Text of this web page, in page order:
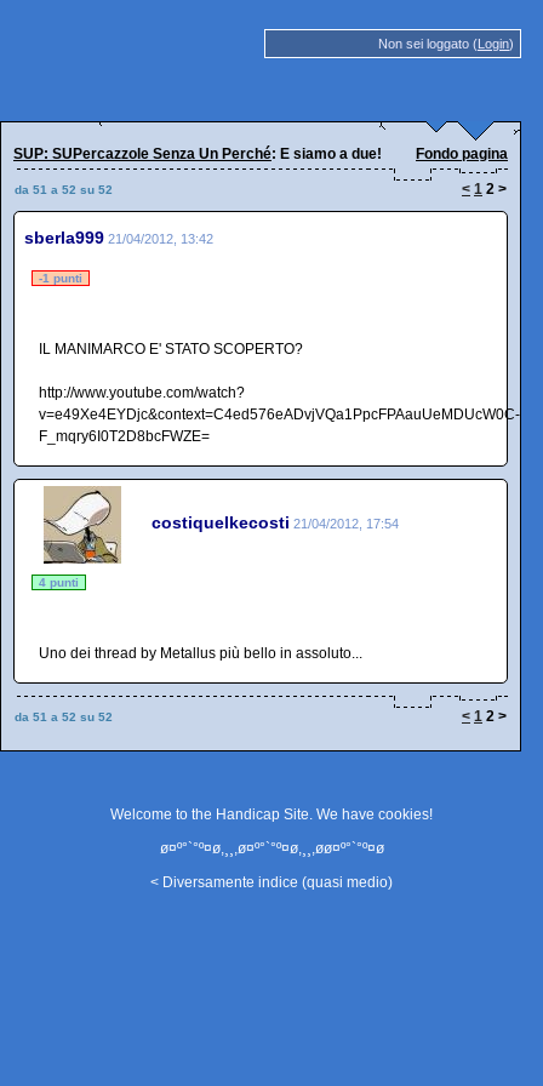
Non sei loggato (Login)
SUP: SUPercazzole Senza Un Perché: E siamo a due! Fondo pagina
da 51 a 52 su 52 < 1 2 >
sberla999 21/04/2012, 13:42
-1 punti
IL MANIMARCO E' STATO SCOPERTO?
http://www.youtube.com/watch?
v=e49Xe4EYDjc&context=C4ed576eADvjVQa1PpcFPAauUeMDUcW0C-
F_mqry6I0T2D8bcFWZE=
costiquelkecosti 21/04/2012, 17:54
4 punti
Uno dei thread by Metallus più bello in assoluto...
da 51 a 52 su 52 < 1 2 >
Welcome to the Handicap Site. We have cookies!
ø¤º°`°º¤ø,¸¸,ø¤º°`°º¤ø,¸¸,øø¤º°`°º¤ø
< Diversamente indice (quasi medio)